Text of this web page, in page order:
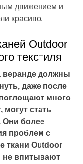
движением и
красиво.
Outdoor
текстиля
веранде должны
даже после
много
могут стать
Они более
проблем с
ткани Outdoor
не впитывают